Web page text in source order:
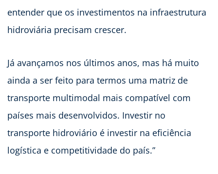
entender que os investimentos na infraestrutura
hidroviária precisam crescer.
Já avançamos nos últimos anos, mas há muito
ainda a ser feito para termos uma matriz de
transporte multimodal mais compatível com
países mais desenvolvidos. Investir no
transporte hidroviário é investir na eficiência
logística e competitividade do país.”